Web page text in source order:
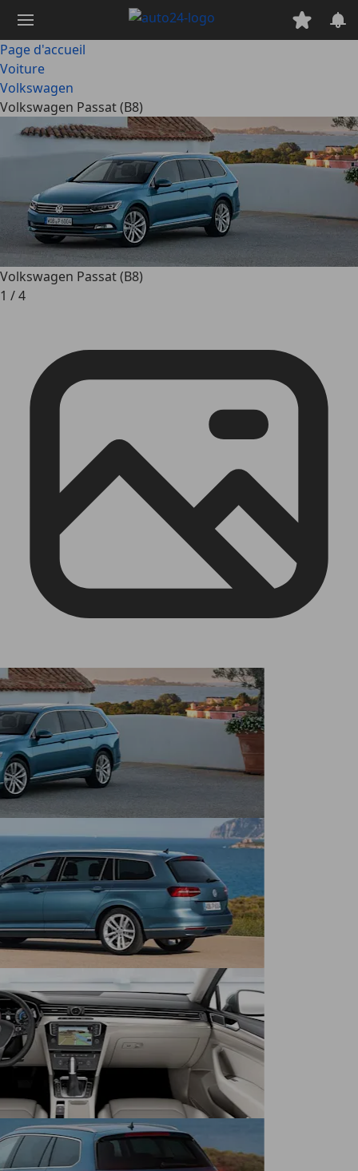
contenu
principal
Page d'accueil
Voiture
Volkswagen
Volkswagen Passat (B8)
Volkswagen Passat (B8)
1 /4